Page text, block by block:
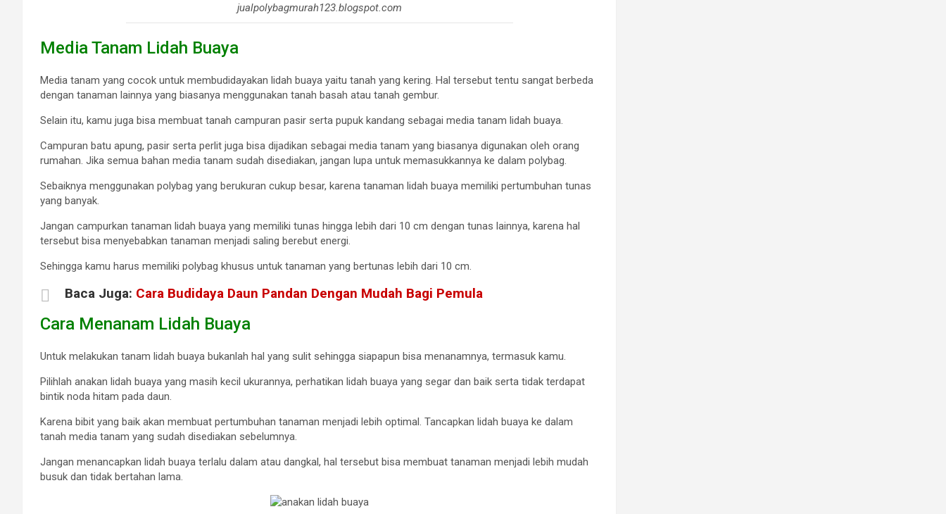
jualpolybagmurah123.blogspot.com
Media Tanam Lidah Buaya
Media tanam yang cocok untuk membudidayakan lidah buaya yaitu tanah yang kering. Hal tersebut tentu sangat berbeda
dengan tanaman lainnya yang biasanya menggunakan tanah basah atau tanah gembur.
Selain itu, kamu juga bisa membuat tanah campuran pasir serta pupuk kandang sebagai media tanam lidah buaya.
Campuran batu apung, pasir serta perlit juga bisa dijadikan sebagai media tanam yang biasanya digunakan oleh orang
rumahan. Jika semua bahan media tanam sudah disediakan, jangan lupa untuk memasukkannya ke dalam polybag.
Sebaiknya menggunakan polybag yang berukuran cukup besar, karena tanaman lidah buaya memiliki pertumbuhan tunas
yang banyak.
Jangan campurkan tanaman lidah buaya yang memiliki tunas hingga lebih dari 10 cm dengan tunas lainnya, karena hal
tersebut bisa menyebabkan tanaman menjadi saling berebut energi.
Sehingga kamu harus memiliki polybag khusus untuk tanaman yang bertunas lebih dari 10 cm.
Baca Juga: Cara Budidaya Daun Pandan Dengan Mudah Bagi Pemula
Cara Menanam Lidah Buaya
Untuk melakukan tanam lidah buaya bukanlah hal yang sulit sehingga siapapun bisa menanamnya, termasuk kamu.
Pilihlah anakan lidah buaya yang masih kecil ukurannya, perhatikan lidah buaya yang segar dan baik serta tidak terdapat
bintik noda hitam pada daun.
Karena bibit yang baik akan membuat pertumbuhan tanaman menjadi lebih optimal. Tancapkan lidah buaya ke dalam
tanah media tanam yang sudah disediakan sebelumnya.
Jangan menancapkan lidah buaya terlalu dalam atau dangkal, hal tersebut bisa membuat tanaman menjadi lebih mudah
busuk dan tidak bertahan lama.